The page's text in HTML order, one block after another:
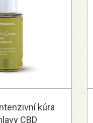
kúra
CBD